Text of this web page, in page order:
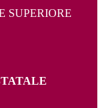
SUPERIORE